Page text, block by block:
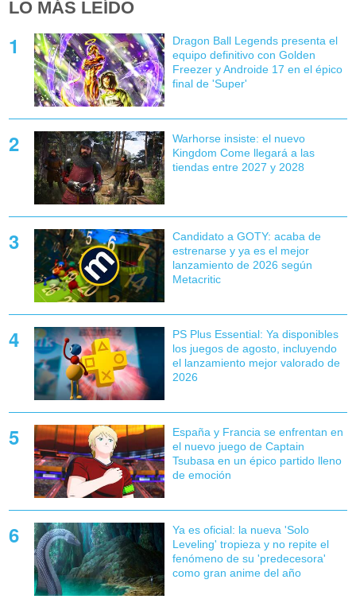
LO MÁS LEÍDO
Dragon Ball Legends presenta el
equipo definitivo con Golden
Freezer y Androide 17 en el épico
final de 'Super'
Warhorse insiste: el nuevo
Kingdom Come llegará a las
tiendas entre 2027 y 2028
Candidato a GOTY: acaba de
estrenarse y ya es el mejor
lanzamiento de 2026 según
Metacritic
PS Plus Essential: Ya disponibles
los juegos de agosto, incluyendo
el lanzamiento mejor valorado de
2026
España y Francia se enfrentan en
el nuevo juego de Captain
Tsubasa en un épico partido lleno
de emoción
Ya es oficial: la nueva 'Solo
Leveling' tropieza y no repite el
fenómeno de su 'predecesora'
como gran anime del año